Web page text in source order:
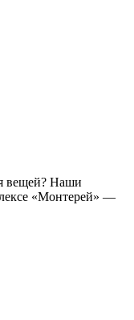
вещей? Наши
«Монтерей» —